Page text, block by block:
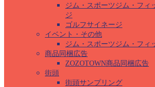
ジム・スポーツジム・フィ
ジ
ゴルフサイネージ
イベント・その他
ジム・スポーツジム・フィ
商品同梱広告
ZOZOTOWN商品同梱広告
街頭
街頭サンプリング